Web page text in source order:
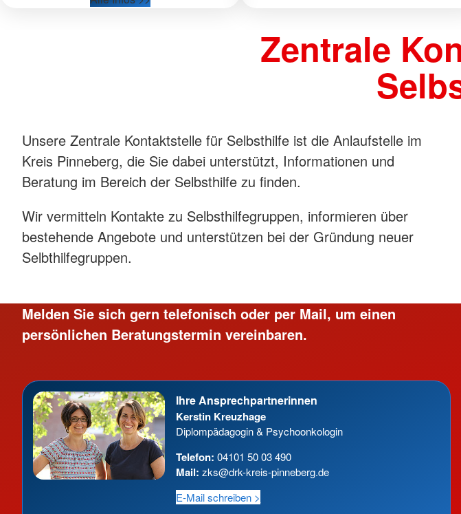
Zentrale
Unsere Zentrale Kontaktstelle für Selbsthilfe ist die Anlaufstelle im
Kreis Pinneberg, die Sie dabei unterstützt, Informationen und
Beratung im Bereich der Selbsthilfe zu finden.
Wir vermitteln Kontakte zu Selbsthilfegruppen, informieren über
bestehende Angebote und unterstützen bei der Gründung neuer
Selbthilfegruppen.
Melden Sie sich gern telefonisch oder per Mail, um einen
persönlichen Beratungstermin vereinbaren.
Ihre Ansprechpartnerinnen
Kerstin Kreuzhage
Diplompädagogin & Psychoonkologin
Telefon:04101 50 03 490
Mail:zks@drk-kreis-pinneberg.de
E-Mail schreiben >